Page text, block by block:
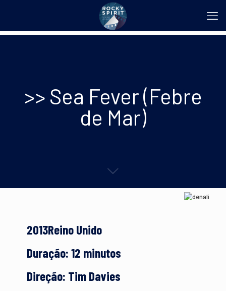
>> Sea Fever (Febre
de Mar)
2013Reino Unido
Duração: 12 minutos
Direção: Tim Davies